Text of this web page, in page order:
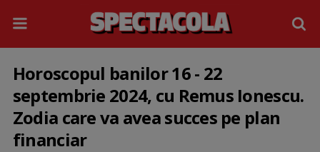
Horoscopul banilor 16 - 22
septembrie 2024, cu Remus Ionescu.
Zodia care va avea succes pe plan
financiar